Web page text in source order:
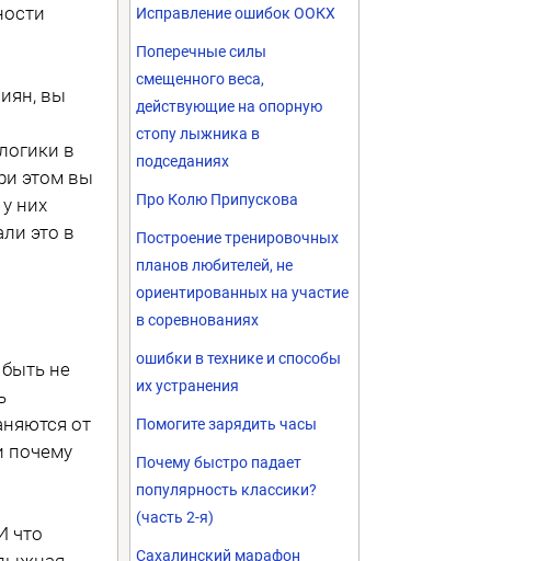
вы
в
этом вы
них
это в
не
от
почему
что
Исправление ошибок ООКХ
Поперечные силы
смещенного веса,
действующие на опорную
стопу лыжника в
подседаниях
Про Колю Припускова
Построение тренировочных
планов любителей, не
ориентированных на участие
в соревнованиях
ошибки в технике и способы
их устранения
Помогите зарядить часы
Почему быстро падает
популярность классики?
(часть 2-я)
Сахалинский марафон